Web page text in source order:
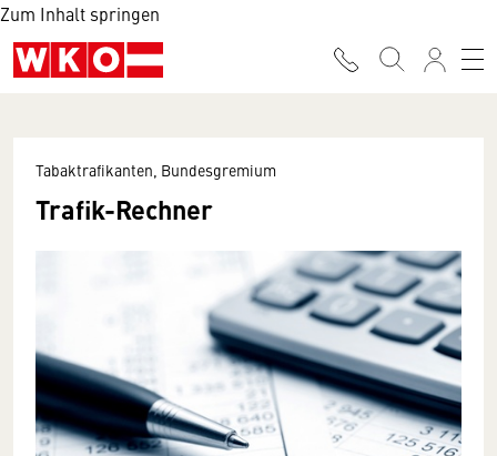
Zum Inhalt springen
Tabaktrafikanten, Bundesgremium
Trafik-Rechner